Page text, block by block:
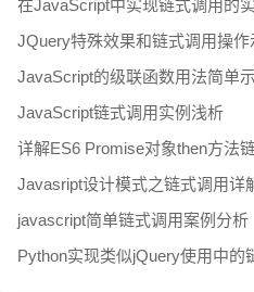
在JavaScript中实现链式调用的
JQuery特殊效果和链式调用操作
JavaScript的级联函数用法简单
JavaScript链式调用实例浅析
详解ES6 Promise对象then方法
Javasript设计模式之链式调用详
javascript简单链式调用案例分析
Python实现类似jQuery使用中的